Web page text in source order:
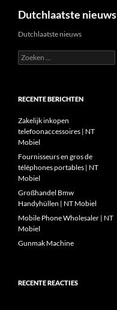
Dutchlaatste nieuws
Dutchlaatste nieuws
Zoeken
naar:
RECENTE BERICHTEN
Zakelijk inkopen
telefoonaccessoires | NT
Mobiel
Fournisseurs en gros de
téléphones portables | NT
Mobiel
Großhandel Bmw
Handyhüllen | NT Mobiel
Mobile Phone Wholesaler | NT
Mobiel
Gunmak Machine
RECENTE REACTIES